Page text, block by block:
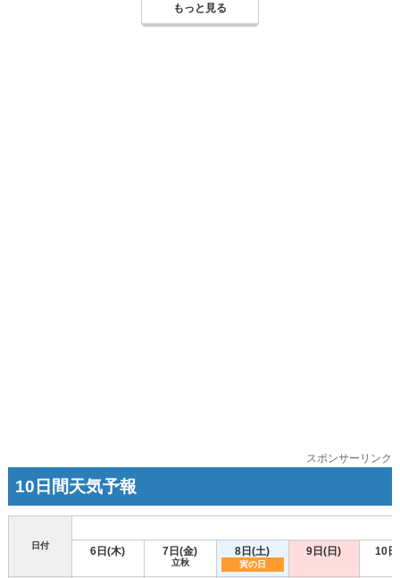
もっと見る
スポンサーリンク
10日間天気予報
日付 6日(木) 7日(金)
立秋
8日(土)
寅の日
9日(日) 10日